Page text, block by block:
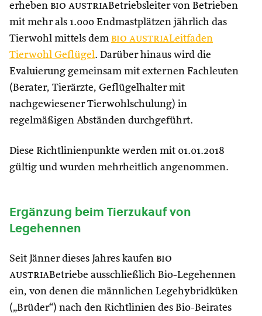
erheben bio austriaBetriebsleiter von Betrieben
mit mehr als 1.000 Endmastplätzen jährlich das
Tierwohl mittels dem bio austriaLeitfaden
Tierwohl Geflügel. Darüber hinaus wird die
Evaluierung gemeinsam mit externen Fachleuten
(Berater, Tierärzte, Geflügelhalter mit
nachgewiesener Tierwohlschulung) in
regelmäßigen Abständen durchgeführt.
Diese Richtlinienpunkte werden mit 01.01.2018
gültig und wurden mehrheitlich angenommen.
Ergänzung beim Tierzukauf von
Legehennen
Seit Jänner dieses Jahres kaufen bio
austriaBetriebe ausschließlich Bio-Legehennen
ein, von denen die männlichen Legehybridküken
(„Brüder“) nach den Richtlinien des Bio-Beirates